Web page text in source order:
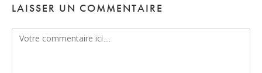
LAISSER UN COMMENTAIRE
Comment